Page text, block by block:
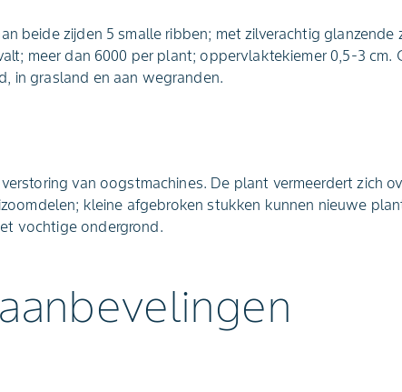
beide zijden 5 smalle ribben; met zilverachtig glanzende
meer dan 6000 per plant; oppervlaktekiemer 0,5-3 cm.
in grasland en aan wegranden.
van oogstmachines. De plant vermeerdert zich
kleine afgebroken stukken kunnen nieuwe
vochtige ondergrond.